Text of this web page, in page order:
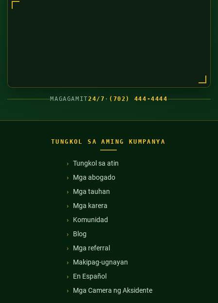
MAGAGAMIT24/7 · (702) 444-4444
TUNGKOL SA AMING KUMPANYA
Tungkol sa atin
Mga abogado
Mga tauhan
Mga karera
Komunidad
Blog
Mga referral
Makipag-ugnayan
En Español
Mga Camera ng Aksidente